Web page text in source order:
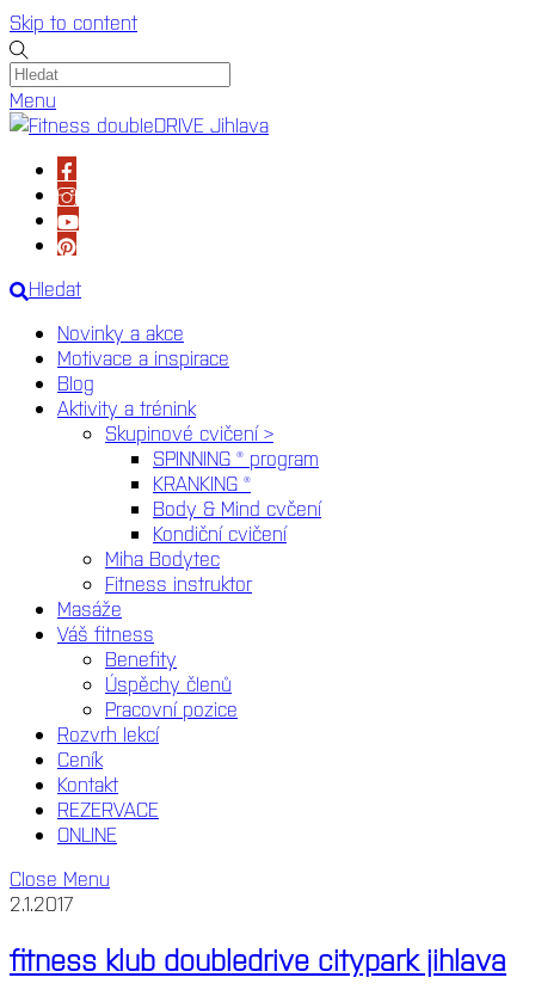
Skip to content
Menu
Hledat
Novinky a akce
Motivace a inspirace
Blog
Aktivity a trénink
Skupinové cvičení >
SPINNING ® program
KRANKING ®
Body & Mind cvčení
Kondiční cvičení
Miha Bodytec
Fitness instruktor
Masáže
Váš fitness
Benefity
Úspěchy členů
Pracovní pozice
Rozvrh lekcí
Ceník
Kontakt
REZERVACE
ONLINE
Close Menu
2.1.2017
fitness klub doubledrive citypark jihlava